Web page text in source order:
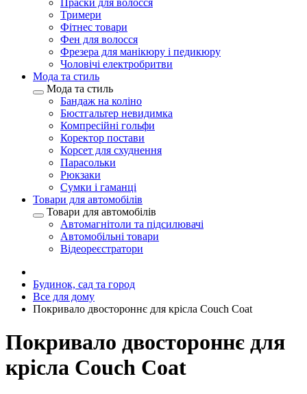
Праски для волосся
Тримери
Фітнес товари
Фен для волосся
Фрезера для манікюру і педикюру
Чоловічі електробритви
Мода та стиль
Мода та стиль
Бандаж на коліно
Бюстгальтер невидимка
Компресійні гольфи
Коректор постави
Корсет для схуднення
Парасольки
Рюкзаки
Сумки і гаманці
Товари для автомобілів
Товари для автомобілів
Автомагнітоли та підсилювачі
Автомобільні товари
Відеореєстратори
Будинок, сад та город
Все для дому
Покривало двостороннє для крісла Couch Coat
Покривало двостороннє для
крісла Couch Coat